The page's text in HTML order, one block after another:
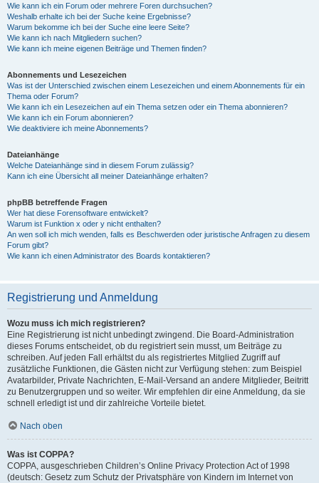
Wie kann ich ein Forum oder mehrere Foren durchsuchen?
Weshalb erhalte ich bei der Suche keine Ergebnisse?
Warum bekomme ich bei der Suche eine leere Seite?
Wie kann ich nach Mitgliedern suchen?
Wie kann ich meine eigenen Beiträge und Themen finden?
Abonnements und Lesezeichen
Was ist der Unterschied zwischen einem Lesezeichen und einem Abonnements für ein
Thema oder Forum?
Wie kann ich ein Lesezeichen auf ein Thema setzen oder ein Thema abonnieren?
Wie kann ich ein Forum abonnieren?
Wie deaktiviere ich meine Abonnements?
Dateianhänge
Welche Dateianhänge sind in diesem Forum zulässig?
Kann ich eine Übersicht all meiner Dateianhänge erhalten?
phpBB betreffende Fragen
Wer hat diese Forensoftware entwickelt?
Warum ist Funktion x oder y nicht enthalten?
An wen soll ich mich wenden, falls es Beschwerden oder juristische Anfragen zu diesem
Forum gibt?
Wie kann ich einen Administrator des Boards kontaktieren?
Registrierung und Anmeldung
Wozu muss ich mich registrieren?
Eine Registrierung ist nicht unbedingt zwingend. Die Board-Administration
dieses Forums entscheidet, ob du registriert sein musst, um Beiträge zu
schreiben. Auf jeden Fall erhältst du als registriertes Mitglied Zugriff auf
zusätzliche Funktionen, die Gästen nicht zur Verfügung stehen: zum Beispiel
Avatarbilder, Private Nachrichten, E-Mail-Versand an andere Mitglieder, Beitritt
zu Benutzergruppen und so weiter. Wir empfehlen dir eine Anmeldung, da sie
schnell erledigt ist und dir zahlreiche Vorteile bietet.
Nach oben
Was ist COPPA?
COPPA, ausgeschrieben Children’s Online Privacy Protection Act of 1998
(deutsch: Gesetz zum Schutz der Privatsphäre von Kindern im Internet von